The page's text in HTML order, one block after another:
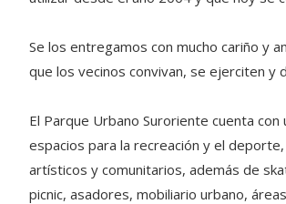
Se los entregamos con mucho cariño y
que los vecinos convivan, se ejerciten
El Parque Urbano Suroriente cuenta
espacios para la recreación y el
artísticos y comunitarios, además de
picnic, asadores, mobiliario urbano,